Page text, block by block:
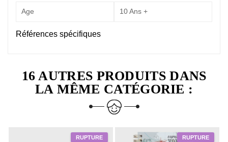
Age 10 Ans +
Références spécifiques
16 AUTRES PRODUITS DANS
LA MÊME CATÉGORIE :